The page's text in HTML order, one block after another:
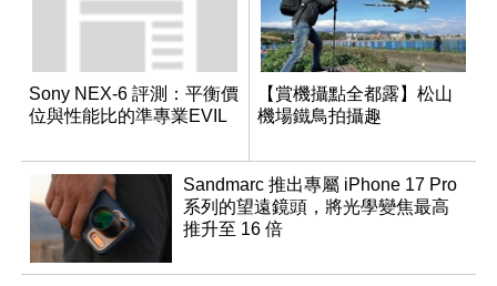
Sony NEX-6 評測：平衡價
位與性能比的準專業EVIL
【賞機攝點全都露】松山
機場鐵鳥拍攝趣
Sandmarc 推出專屬 iPhone 17 Pro
系列的望遠鏡頭，將光學變焦最高
推升至 16 倍